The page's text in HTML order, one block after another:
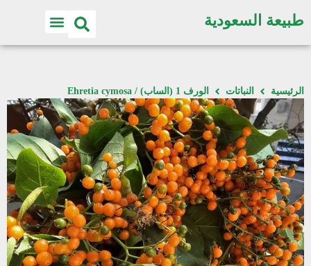
طبيعة السعودية
الرئيسية النباتات الورف 1 (الساب) / Ehretia cymosa